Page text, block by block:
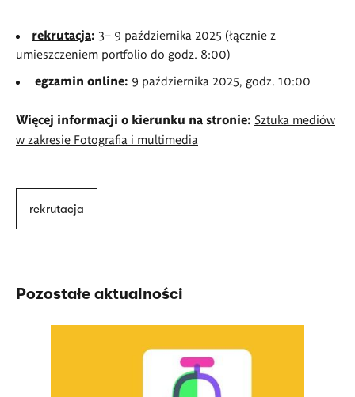
rekrutacja: 3– 9 października 2025 (łącznie z
umieszczeniem portfolio do godz. 8:00)
egzamin online: 9 października 2025, godz. 10:00
Więcej informacji o kierunku na stronie: Sztuka mediów
w zakresie Fotografia i multimedia
rekrutacja
Pozostałe aktualności